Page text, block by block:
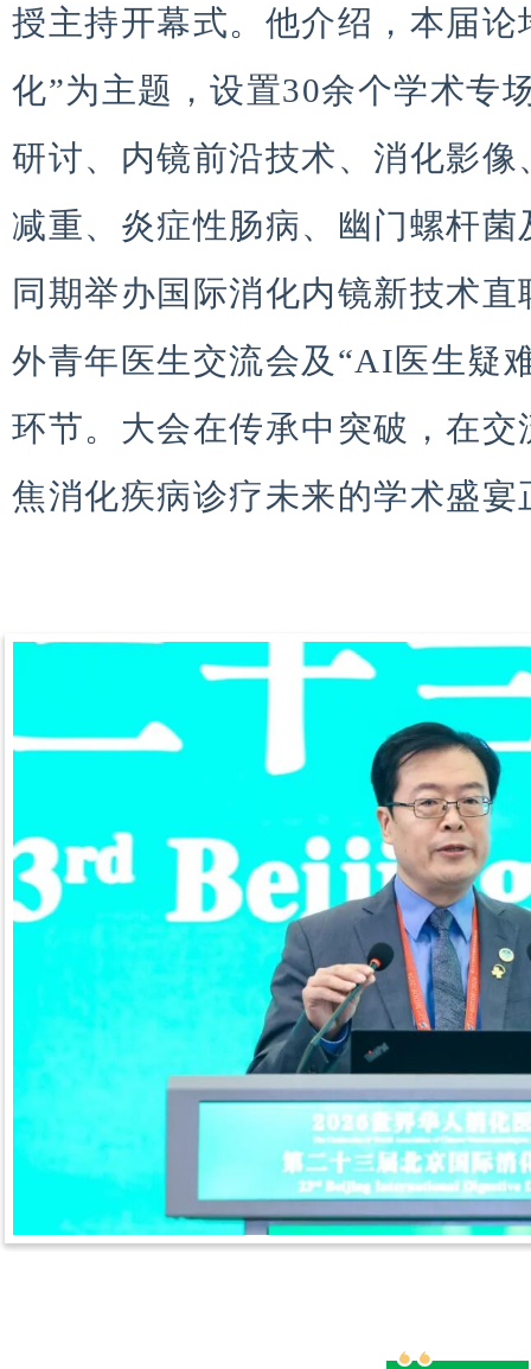
授主持开幕式。他介绍，本届论
化”为主题，设置30余个学术专
研讨、内镜前沿技术、消化影
减重、炎症性肠病、幽门螺杆
同期举办国际消化内镜新技术
外青年医生交流会及“AI医生疑
环节。大会在传承中突破，在
焦消化疾病诊疗未来的学术盛宴